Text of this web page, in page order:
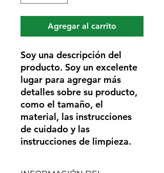
Agregar al carrito
Soy una descripción del
producto. Soy un excelente
lugar para agregar más
detalles sobre su producto,
como el tamaño, el
material, las instrucciones
de cuidado y las
instrucciones de limpieza.